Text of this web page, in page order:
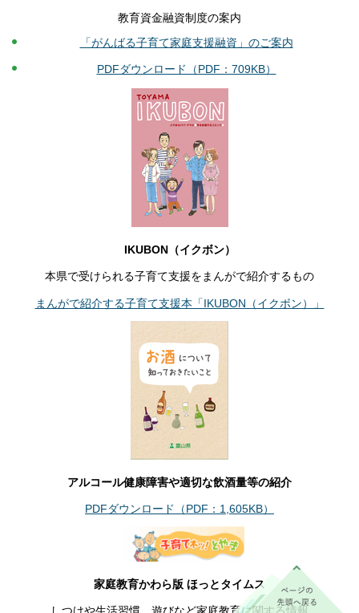
教育資金融資制度の案内
「がんばる子育て家庭支援融資」のご案内
PDFダウンロード（PDF：709KB）
IKUBON（イクボン）
本県で受けられる子育て支援をまんがで紹介するもの
まんがで紹介する子育て支援本「IKUBON（イクボン）」
アルコール健康障害や適切な飲酒量等の紹介
PDFダウンロード（PDF：1,605KB）
家庭教育かわら版 ほっとタイムス